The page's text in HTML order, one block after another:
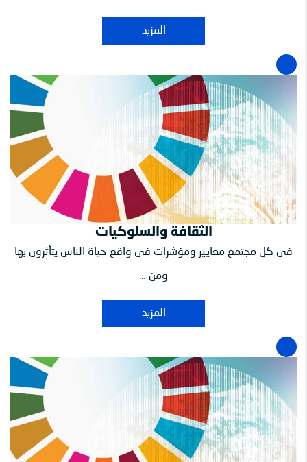
المزيد
الثقافة والسلوكيات
في كل مجتمع معايير ومؤشرات في واقع حياة الناس يتأثرون بها
ومن …
المزيد